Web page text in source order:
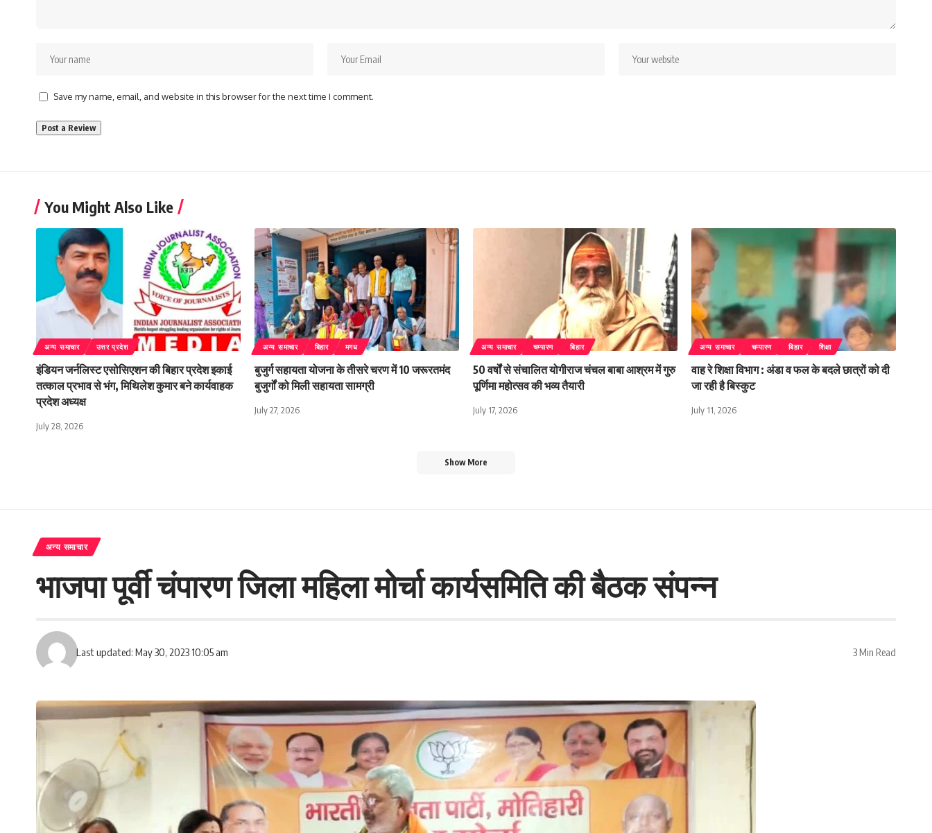
Save my name, email, and website in this browser for the next time I comment.
You Might Also Like
अन्य समाचार उत्तर प्रदेश
इंडियन जर्नलिस्ट एसोसिएशन की बिहार प्रदेश इकाई
तत्काल प्रभाव से भंग, मिथिलेश कुमार बने कार्यवाहक
प्रदेश अध्यक्ष
July 28, 2026
अन्य समाचार बिहार मगध
बुजुर्ग सहायता योजना के तीसरे चरण में 10 जरूरतमंद
बुजुर्गों को मिली सहायता सामग्री
July 27, 2026
अन्य समाचार चम्पारण बिहार
50 वर्षों से संचालित योगीराज चंचल बाबा आश्रम में गुरु
पूर्णिमा महोत्सव की भव्य तैयारी
July 17, 2026
अन्य समाचार चम्पारण बिहार शिक्षा
वाह रे शिक्षा विभाग : अंडा व फल के बदले छात्रों को दी
जा रही है बिस्कुट
July 11, 2026
Show More
अन्य समाचार
भाजपा पूर्वी चंपारण जिला महिला मोर्चा कार्यसमिति की बैठक संपन्न
Last updated: May 30, 2023 10:05 am 3 Min Read